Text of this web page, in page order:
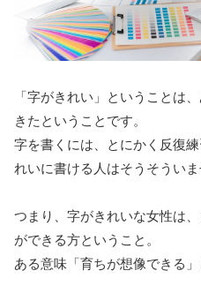
「字がきれい」ということは
きたということです。
字を書くには、とにかく反復
れいに書ける人はそうそういま
つまり、字がきれいな女性は
ができる方ということ。
ある意味「育ちが想像できる